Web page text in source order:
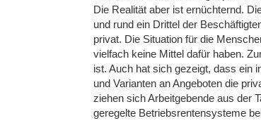
Die Realität aber ist ernüchternd.
und rund ein Drittel der
privat. Die Situation für die
vielfach keine Mittel dafür haben.
ist. Auch hat sich gezeigt, dass ein
und Varianten an Angeboten die
ziehen sich Arbeitgebende aus der
geregelte Betriebsrentensysteme